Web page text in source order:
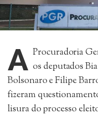
A Procuradoria
os deputados
Bolsonaro e Filipe
fizeram
lisura do processo